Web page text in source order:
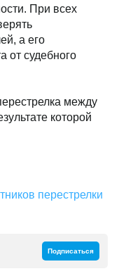
При всех
а его
от судебного
между
которой
перестрелки
Подписаться